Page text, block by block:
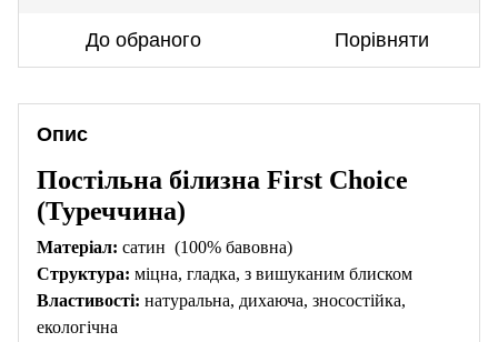
До обраного Порівняти
Опис
Постільна білизна First Choice
(Туреччина)
Матеріал: сатин (100% бавовна)
Структура: міцна, гладка, з вишуканим блиском
Властивості: натуральна, дихаюча, зносостійка,
екологічна